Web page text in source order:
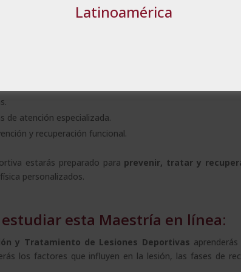
la Rehabilitación Deportiva
de Lesiones Deportivas
deportiva.
de atención especializada.
y recuperación funcional.
estarás preparado para prevenir, tratar y
personalizados.
esta Maestría en línea:
y Tratamiento de Lesiones Deportivas aprenderás
los factores que influyen en la lesión, las fases de
Latinoamérica
MOSTRAR DETALLES